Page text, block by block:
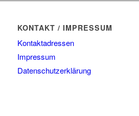
KONTAKT / IMPRESSUM
Kontaktadressen
Impressum
Datenschutzerklärung